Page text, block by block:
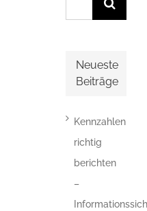
Neueste
Beiträge
Kennzahlen
richtig
berichten
–